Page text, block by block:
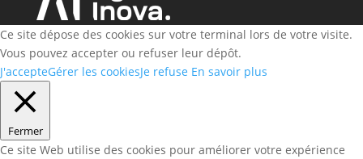
Ce site dépose des cookies sur votre terminal lors de votre visite.
Vous pouvez accepter ou refuser leur dépôt.
J'accepteGérer les cookiesJe refuse En savoir plus
Fermer
Ce site Web utilise des cookies pour améliorer votre expérience